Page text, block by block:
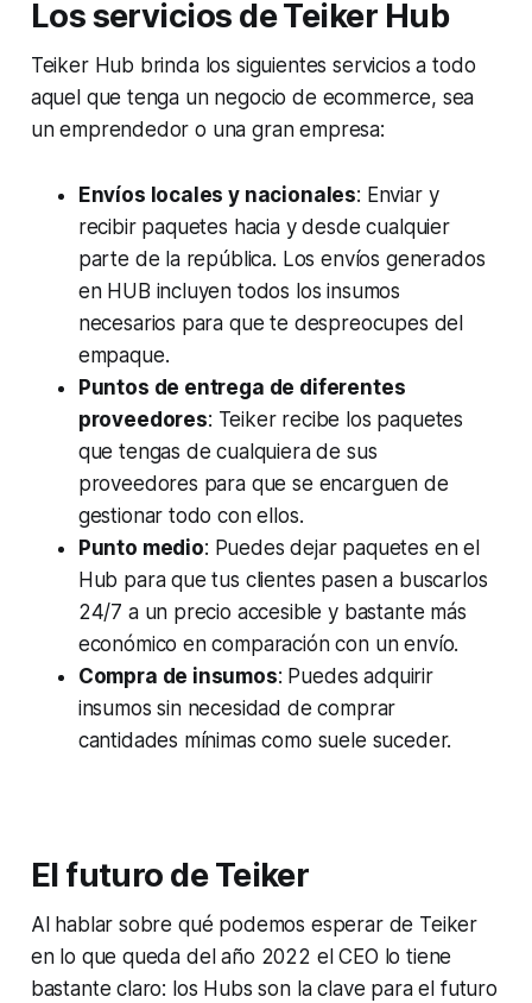
Los servicios de Teiker Hub
Teiker Hub brinda los siguientes servicios a todo
aquel que tenga un negocio de ecommerce, sea
un emprendedor o una gran empresa:
Envíos locales y nacionales: Enviar y
recibir paquetes hacia y desde cualquier
parte de la república. Los envíos generados
en HUB incluyen todos los insumos
necesarios para que te despreocupes del
empaque.
Puntos de entrega de diferentes
proveedores: Teiker recibe los paquetes
que tengas de cualquiera de sus
proveedores para que se encarguen de
gestionar todo con ellos.
Punto medio: Puedes dejar paquetes en el
Hub para que tus clientes pasen a buscarlos
24/7 a un precio accesible y bastante más
económico en comparación con un envío.
Compra de insumos: Puedes adquirir
insumos sin necesidad de comprar
cantidades mínimas como suele suceder.
El futuro de Teiker
Al hablar sobre qué podemos esperar de Teiker
en lo que queda del año 2022 el CEO lo tiene
bastante claro: los Hubs son la clave para el futuro